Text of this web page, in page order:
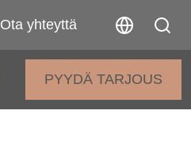
Ota yhteyttä
PYYDÄ TARJOUS